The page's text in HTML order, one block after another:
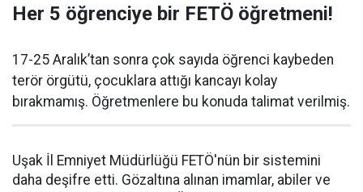
Her 5 öğrenciye bir FETÖ öğretmeni!
17-25 Aralık’tan sonra çok sayıda öğrenci kaybeden
terör örgütü, çocuklara attığı kancayı kolay
bırakmamış. Öğretmenlere bu konuda talimat verilmiş.
Uşak İl Emniyet Müdürlüğü FETÖ'nün bir sistemini
daha deşifre etti. Gözaltına alınan imamlar, abiler ve